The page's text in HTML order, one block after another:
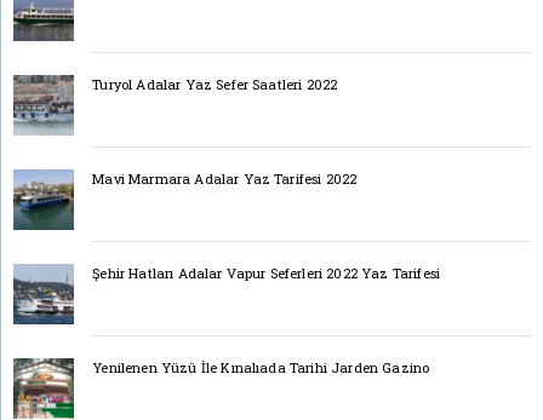
Turyol Adalar Yaz Sefer Saatleri 2022
Mavi Marmara Adalar Yaz Tarifesi 2022
Şehir Hatları Adalar Vapur Seferleri 2022 Yaz Tarifesi
Yenilenen Yüzü İle Kınalıada Tarihi Jarden Gazino